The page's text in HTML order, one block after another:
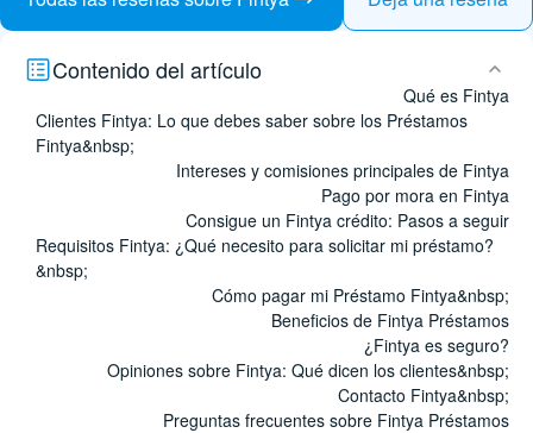
Contenido del artículo
Qué es Fintya
Clientes Fintya: Lo que debes saber sobre los Préstamos
Fintya&nbsp;
Intereses y comisiones principales de Fintya
Pago por mora en Fintya
Consigue un Fintya crédito: Pasos a seguir
Requisitos Fintya: ¿Qué necesito para solicitar mi préstamo?
&nbsp;
Cómo pagar mi Préstamo Fintya&nbsp;
Beneficios de Fintya Préstamos
¿Fintya es seguro?
Opiniones sobre Fintya: Qué dicen los clientes&nbsp;
Contacto Fintya&nbsp;
Preguntas frecuentes sobre Fintya Préstamos